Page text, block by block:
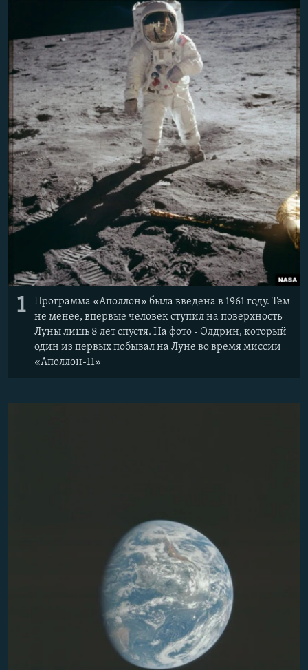
КРЫМ.НЕПОКОРЕННЫЙ
ELIFBE
УКРАИНСКАЯ ПРОБЛЕМА КРЫМА
Все сайты RFE/RL
1
Программа «Аполлон» была введена в 1961 году. Тем
не менее, впервые человек ступил на поверхность
Луны лишь 8 лет спустя. На фото - Олдрин, который
один из первых побывал на Луне во время миссии
«Аполлон-11»